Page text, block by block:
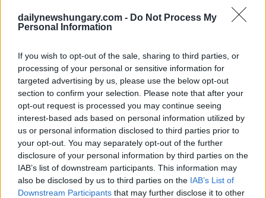
dailynewshungary.com - Do Not Process My
Personal Information
If you wish to opt-out of the sale, sharing to third parties, or
processing of your personal or sensitive information for
targeted advertising by us, please use the below opt-out
section to confirm your selection. Please note that after your
opt-out request is processed you may continue seeing
interest-based ads based on personal information utilized by
us or personal information disclosed to third parties prior to
your opt-out. You may separately opt-out of the further
disclosure of your personal information by third parties on the
IAB’s list of downstream participants. This information may
also be disclosed by us to third parties on the IAB’s List of
Downstream Participants that may further disclose it to other
Linea tram nr 2, scelta come una delle più